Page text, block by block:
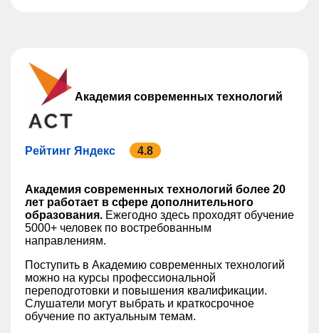
Академия современных технологий
Рейтинг Яндекс 4.8
Академия современных технологий более 20
лет работает в сфере дополнительного
образования. Ежегодно здесь проходят обучение
5000+ человек по востребованным
направлениям.
Поступить в Академию современных технологий
можно на курсы профессиональной
переподготовки и повышения квалификации.
Слушатели могут выбрать и краткосрочное
обучение по актуальным темам.